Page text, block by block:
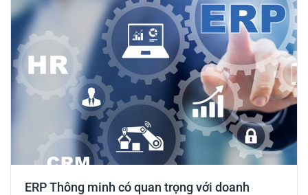
ERP Thông minh có quan trọng với doanh